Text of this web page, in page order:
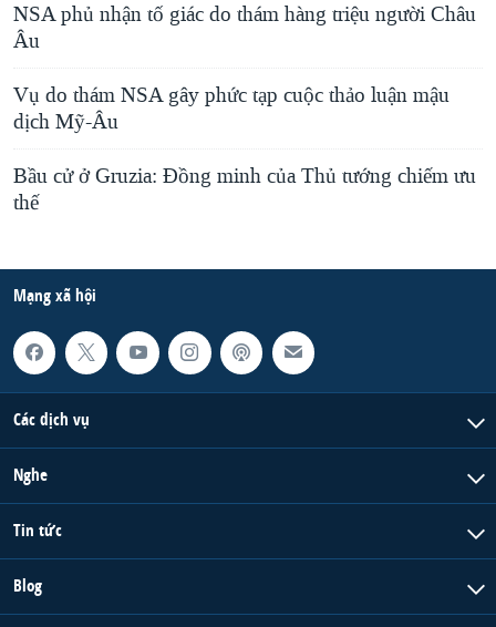
NSA phủ nhận tố giác do thám hàng triệu người Châu
Âu
Vụ do thám NSA gây phức tạp cuộc thảo luận mậu
dịch Mỹ-Âu
Bầu cử ở Gruzia: Đồng minh của Thủ tướng chiếm ưu
thế
Mạng xã hội
Các dịch vụ
Nghe
Tin tức
Blog